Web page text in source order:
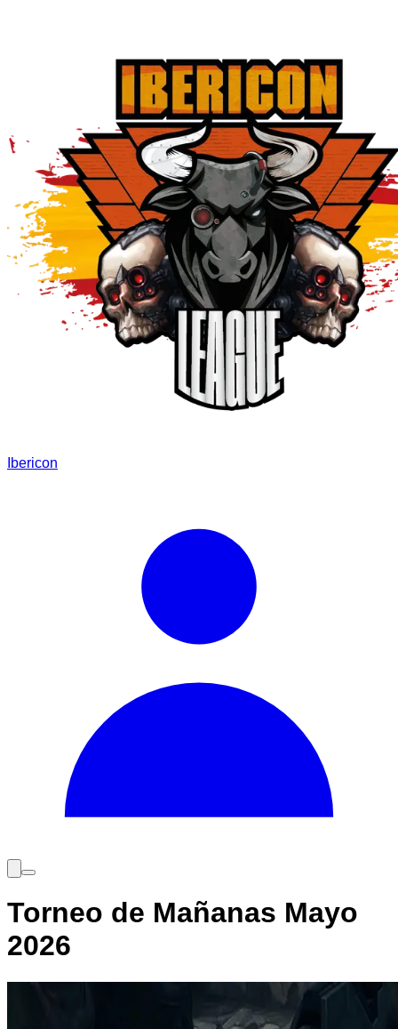
Ibericon
Torneo de Mañanas Mayo
2026